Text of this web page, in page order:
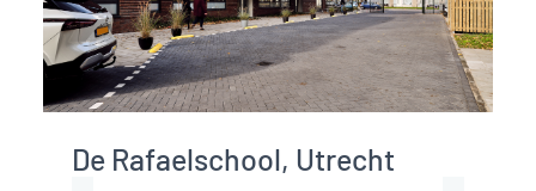
De Rafaelschool, Utrecht